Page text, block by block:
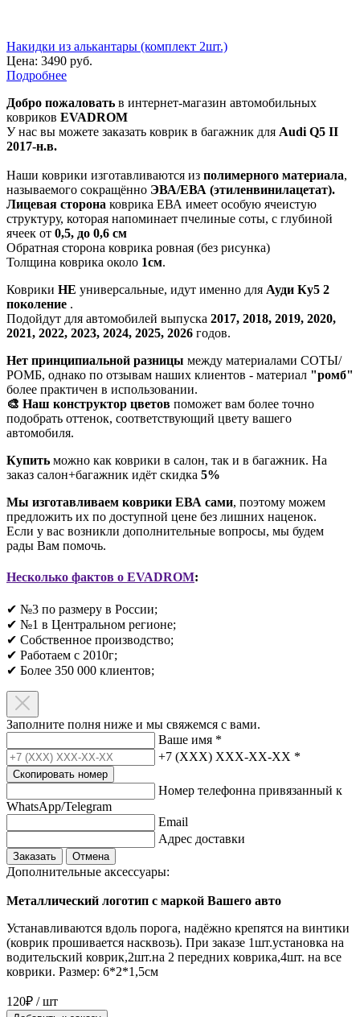
Накидки из алькантары (комплект 2шт.)
Цена: 3490 руб.
Подробнее
Добро пожаловать в интернет-магазин автомобильных
ковриков EVADROM
У нас вы можете заказать коврик в багажник для Audi Q5 II
2017-н.в.
Наши коврики изготавливаются из полимерного материала,
называемого сокращённо ЭВА/ЕВА (этиленвинилацетат).
Лицевая сторона коврика ЕВА имеет особую ячеистую
структуру, которая напоминает пчелиные соты, с глубиной
ячеек от 0,5, до 0,6 см
Обратная сторона коврика ровная (без рисунка)
Толщина коврика около 1см.
Коврики НЕ универсальные, идут именно для Ауди Ку5 2
поколение .
Подойдут для автомобилей выпуска 2017, 2018, 2019, 2020,
2021, 2022, 2023, 2024, 2025, 2026 годов.
Нет принципиальной разницы между материалами СОТЫ/
РОМБ, однако по отзывам наших клиентов - материал "ромб"
более практичен в использовании.
🎨 Наш конструктор цветов поможет вам более точно
подобрать оттенок, соответствующий цвету вашего
автомобиля.
Купить можно как коврики в салон, так и в багажник. На
заказ салон+багажник идёт скидка 5%
Мы изготавливаем коврики ЕВА сами, поэтому можем
предложить их по доступной цене без лишних наценок.
Если у вас возникли дополнительные вопросы, мы будем
рады Вам помочь.
Несколько фактов о EVADROM:
✔ №3 по размеру в России;
✔ №1 в Центральном регионе;
✔ Собственное производство;
✔ Работаем с 2010г;
✔ Более 350 000 клиентов;​
Заполните полня ниже и мы свяжемся с вами.
Ваше имя *
+7 (XXX) XXX-XX-XX *
Скопировать номер
Номер телефонна привязанный к
WhatsApp/Telegram
Email
Адрес доставки
Заказать Отмена
Дополнительные аксессуары:
Металлический логотип с маркой Вашего авто
Устанавливаются вдоль порога, надёжно крепятся на винтики
(коврик прошивается насквозь). При заказе 1шт.установка на
водительский коврик,2шт.на 2 передних коврика,4шт. на все
коврики. Размер: 6*2*1,5см
120₽ / шт